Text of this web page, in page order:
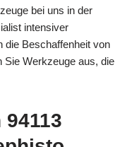
bei uns in der
intensiver
die Beschaffenheit von
Sie Werkzeuge aus, die